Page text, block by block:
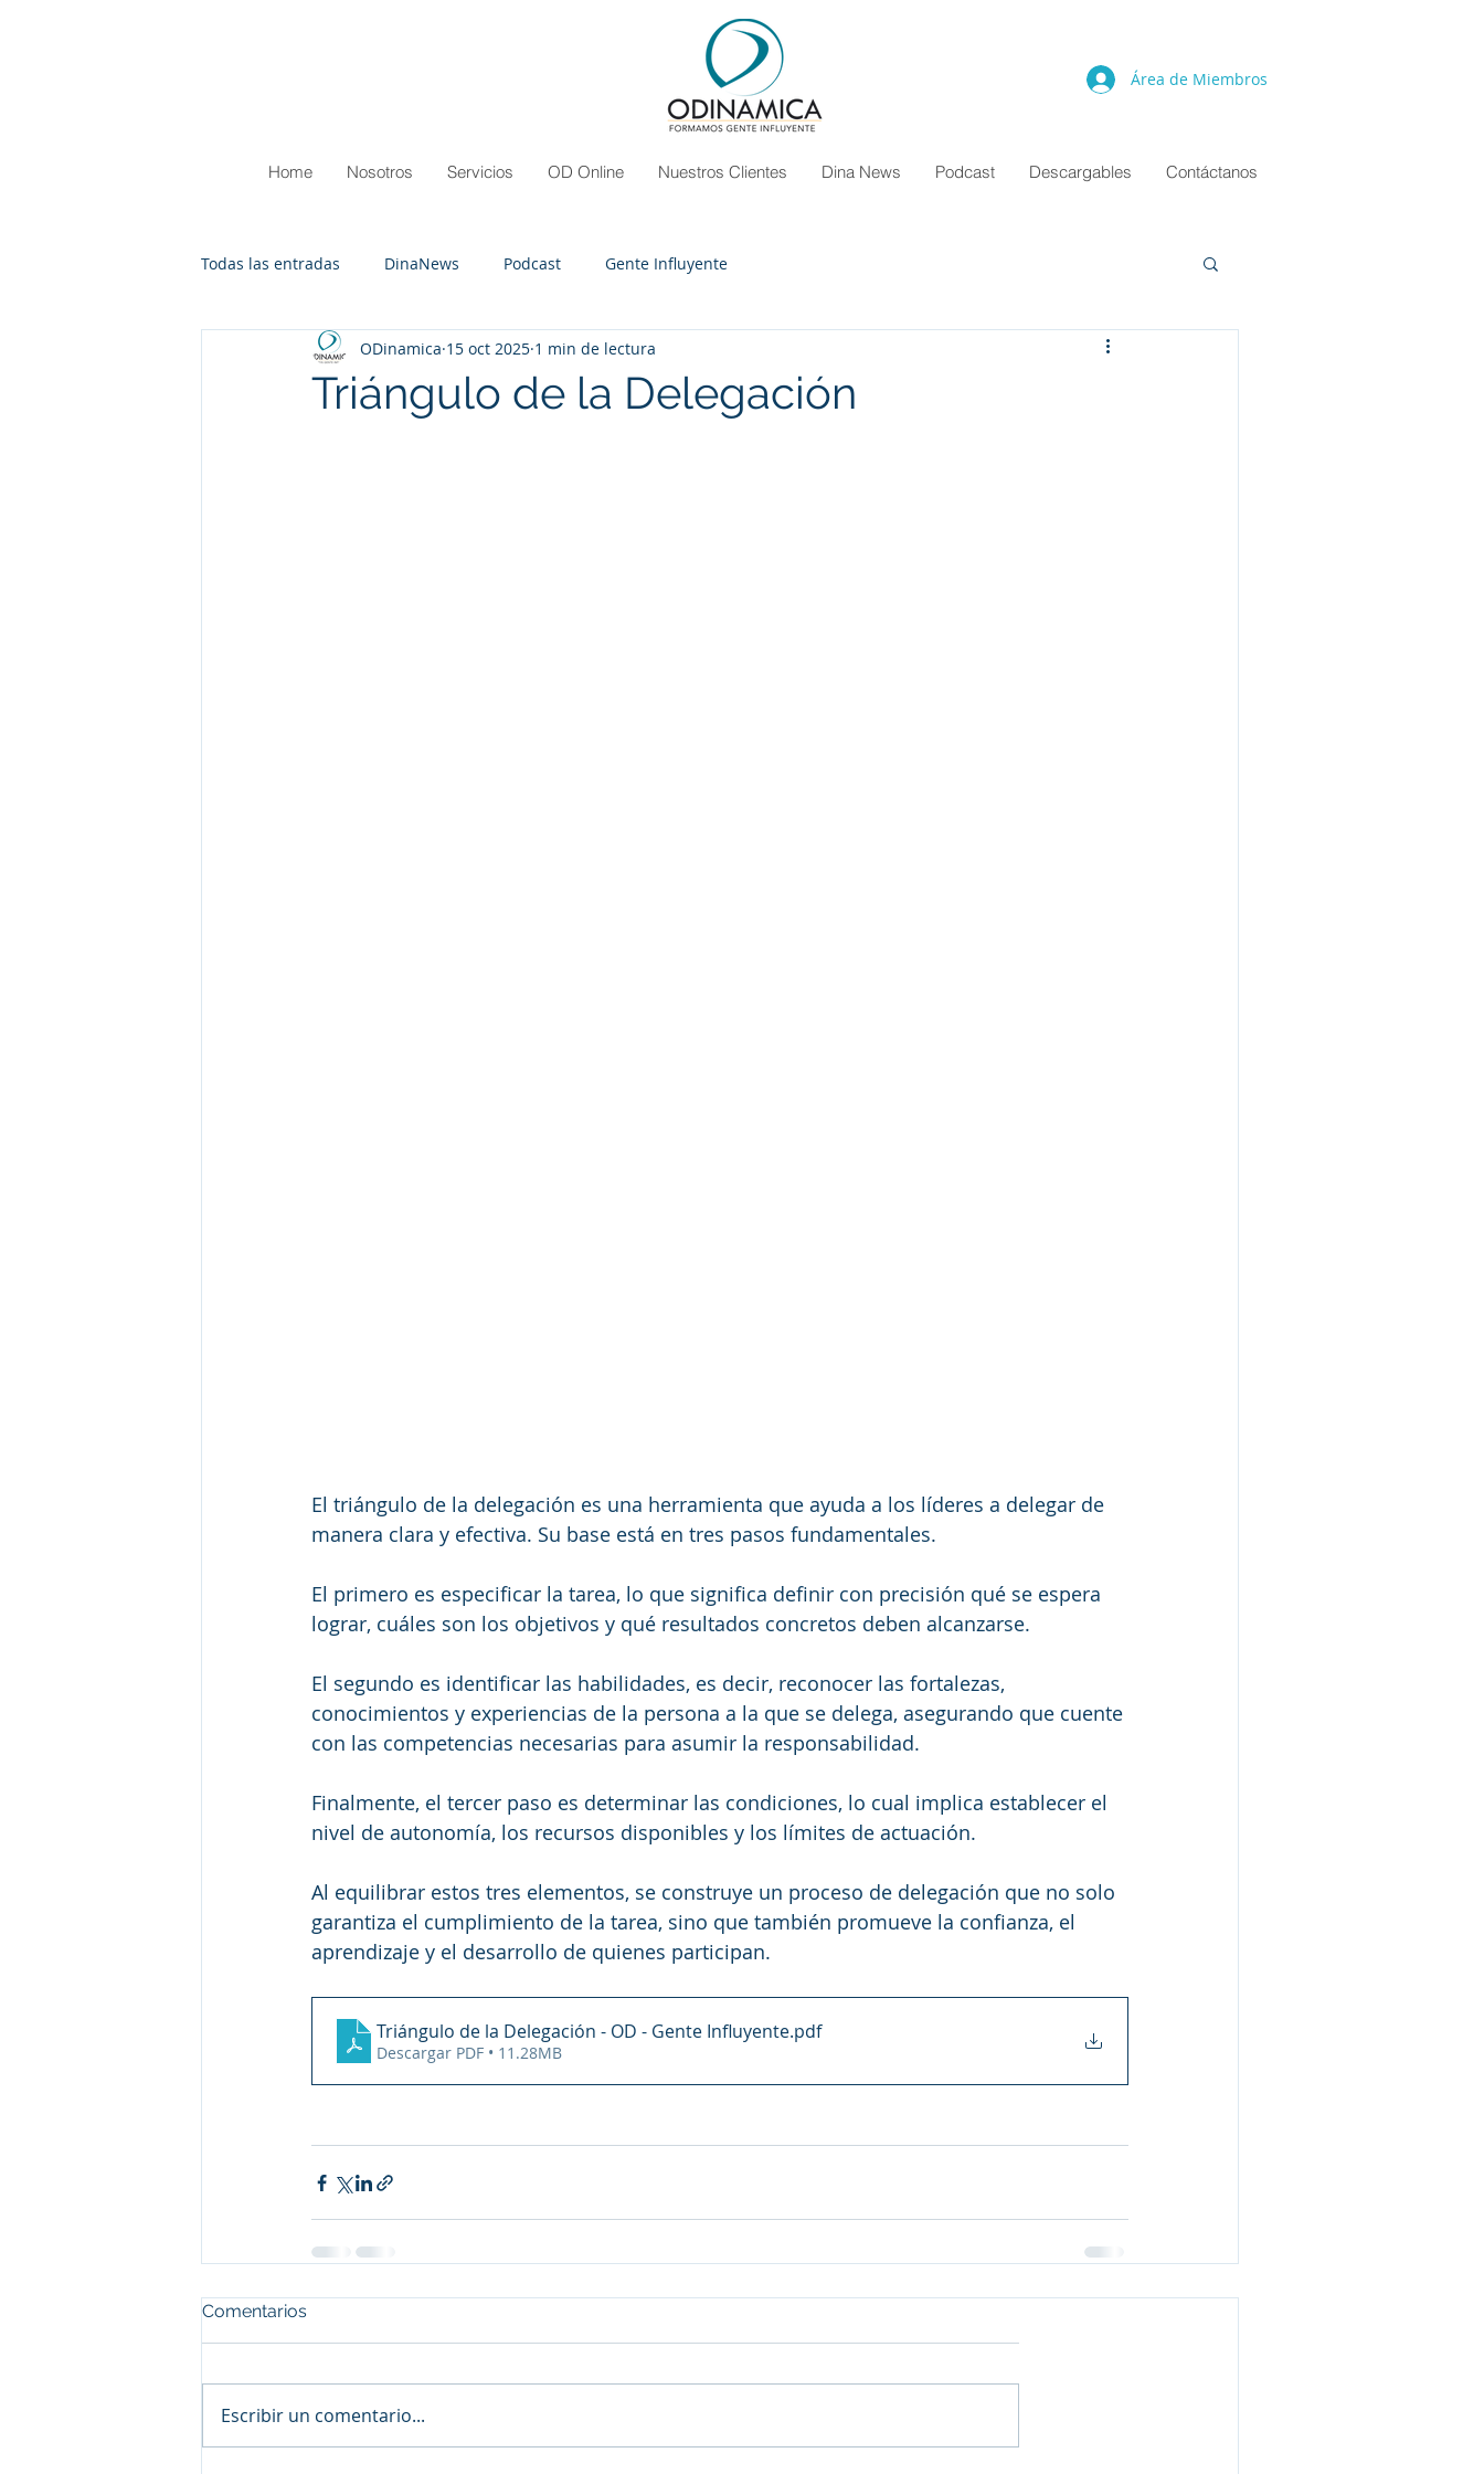
Área de Miembros
Home Nosotros Servicios OD Online Nuestros Clientes Dina News Podcast Descargables Contáctanos
Todas las entradas DinaNews Podcast Gente Influyente
Triángulo de la Delegación
ODinamica 15 oct 2025 1 min de lectura
El triángulo de la delegación es una herramienta que ayuda a los líderes a delegar de
manera clara y efectiva. Su base está en tres pasos fundamentales.
El primero es especificar la tarea, lo que significa definir con precisión qué se espera
lograr, cuáles son los objetivos y qué resultados concretos deben alcanzarse.
El segundo es identificar las habilidades, es decir, reconocer las fortalezas,
conocimientos y experiencias de la persona a la que se delega, asegurando que cuente
con las competencias necesarias para asumir la responsabilidad.
Finalmente, el tercer paso es determinar las condiciones, lo cual implica establecer el
nivel de autonomía, los recursos disponibles y los límites de actuación.
Al equilibrar estos tres elementos, se construye un proceso de delegación que no solo
garantiza el cumplimiento de la tarea, sino que también promueve la confianza, el
aprendizaje y el desarrollo de quienes participan.
Triángulo de la Delegación - OD - Gente Influyente.pdf
Descargar PDF • 11.28MB
Comentarios
Escribir un comentario...